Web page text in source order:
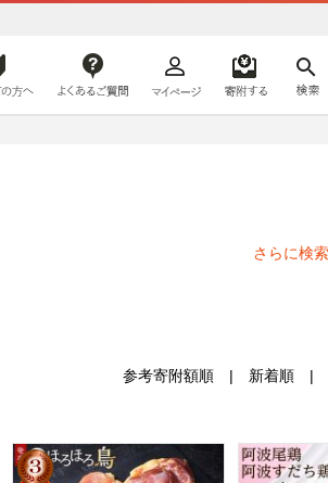
はじめての方へ
さらに検
参考寄附額順 | 新着順 |